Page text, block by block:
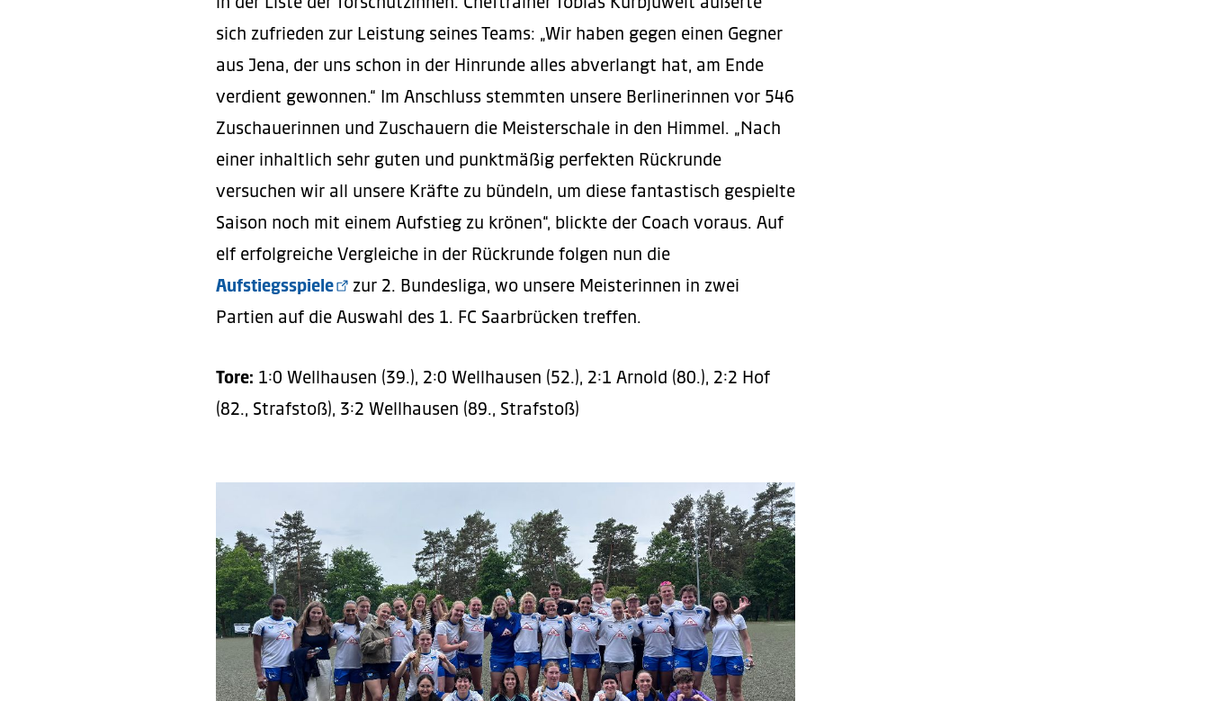
sich zufrieden zur Leistung seines Teams: „Wir haben gegen einen Gegner
aus Jena, der uns schon in der Hinrunde alles abverlangt hat, am Ende
verdient gewonnen.“ Im Anschluss stemmten unsere Berlinerinnen vor 546
Zuschauerinnen und Zuschauern die Meisterschale in den Himmel. „Nach
einer inhaltlich sehr guten und punktmäßig perfekten Rückrunde
versuchen wir all unsere Kräfte zu bündeln, um diese fantastisch gespielte
Saison noch mit einem Aufstieg zu krönen“, blickte der Coach voraus. Auf
elf erfolgreiche Vergleiche in der Rückrunde folgen nun die
Aufstiegsspiele
zur 2. Bundesliga, wo unsere Meisterinnen in zwei
Partien auf die Auswahl des 1. FC Saarbrücken treffen.
Tore: 1:0 Wellhausen (39.), 2:0 Wellhausen (52.), 2:1 Arnold (80.), 2:2 Hof
(82., Strafstoß), 3:2 Wellhausen (89., Strafstoß)